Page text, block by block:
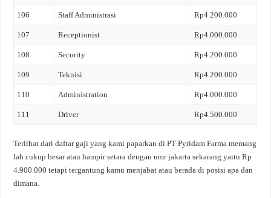
106 Staff Administrasi Rp4.200.000
107 Receptionist Rp4.000.000
108 Security Rp4.200.000
109 Teknisi Rp4.200.000
110 Administration Rp4.000.000
111 Driver Rp4.500.000
Terlihat dari daftar gaji yang kami paparkan di PT Pyridam Farma memang
lah cukup besar atau hampir setara dengan umr jakarta sekarang yaitu Rp
4.900.000 tetapi tergantung kamu menjabat atau berada di posisi apa dan
dimana.